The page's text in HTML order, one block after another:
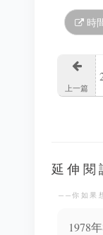
時
上一篇
延伸閱
──你如果
1978